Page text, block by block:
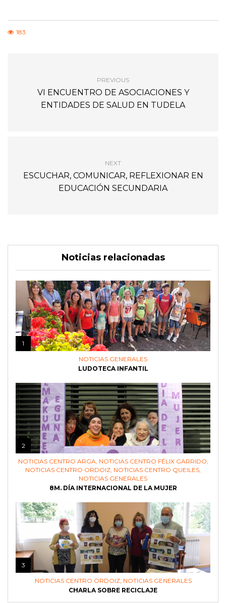
183
PREVIOUS
VI ENCUENTRO DE ASOCIACIONES Y
ENTIDADES DE SALUD EN TUDELA
NEXT
ESCUCHAR, COMUNICAR, REFLEXIONAR EN
EDUCACIÓN SECUNDARIA
Noticias relacionadas
1
NOTICIAS GENERALES
LUDOTECA INFANTIL
2
NOTICIAS CENTRO ARGA NOTICIAS CENTRO FÉLIX GARRIDO
NOTICIAS CENTRO ORDOIZ NOTICIAS CENTRO QUEILES
NOTICIAS GENERALES
8M. DÍA INTERNACIONAL DE LA MUJER
3
NOTICIAS CENTRO ORDOIZ, NOTICIAS GENERALES
CHARLA SOBRE RECICLAJE